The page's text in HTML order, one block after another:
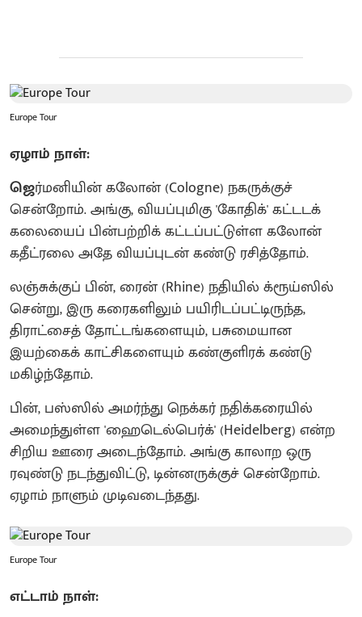
Europe Tour
ஏழாம் நாள்:
ஜெர்மனியின் கலோன் (Cologne) நகருக்குச்
சென்றோம். அங்கு, வியப்புமிகு 'கோதிக்' கட்டடக்
கலையைப் பின்பற்றிக் கட்டப்பட்டுள்ள கலோன்
கதீட்ரலை அதே வியப்புடன் கண்டு ரசித்தோம்.
லஞ்சுக்குப் பின், ரைன் (Rhine) நதியில் க்ரூய்ஸில்
சென்று, இரு கரைகளிலும் பயிரிடப்பட்டிருந்த,
திராட்சைத் தோட்டங்களையும், பசுமையான
இயற்கைக் காட்சிகளையும் கண்குளிரக் கண்டு
மகிழ்ந்தோம்.
பின், பஸ்ஸில் அமர்ந்து நெக்கர் நதிக்கரையில்
அமைந்துள்ள 'ஹைடெல்பெர்க்' (Heidelberg) என்ற
சிறிய ஊரை அடைந்தோம். அங்கு காலாற ஒரு
ரவுண்டு நடந்துவிட்டு, டின்னருக்குச் சென்றோம்.
ஏழாம் நாளும் முடிவடைந்தது.
Europe Tour
எட்டாம் நாள்: